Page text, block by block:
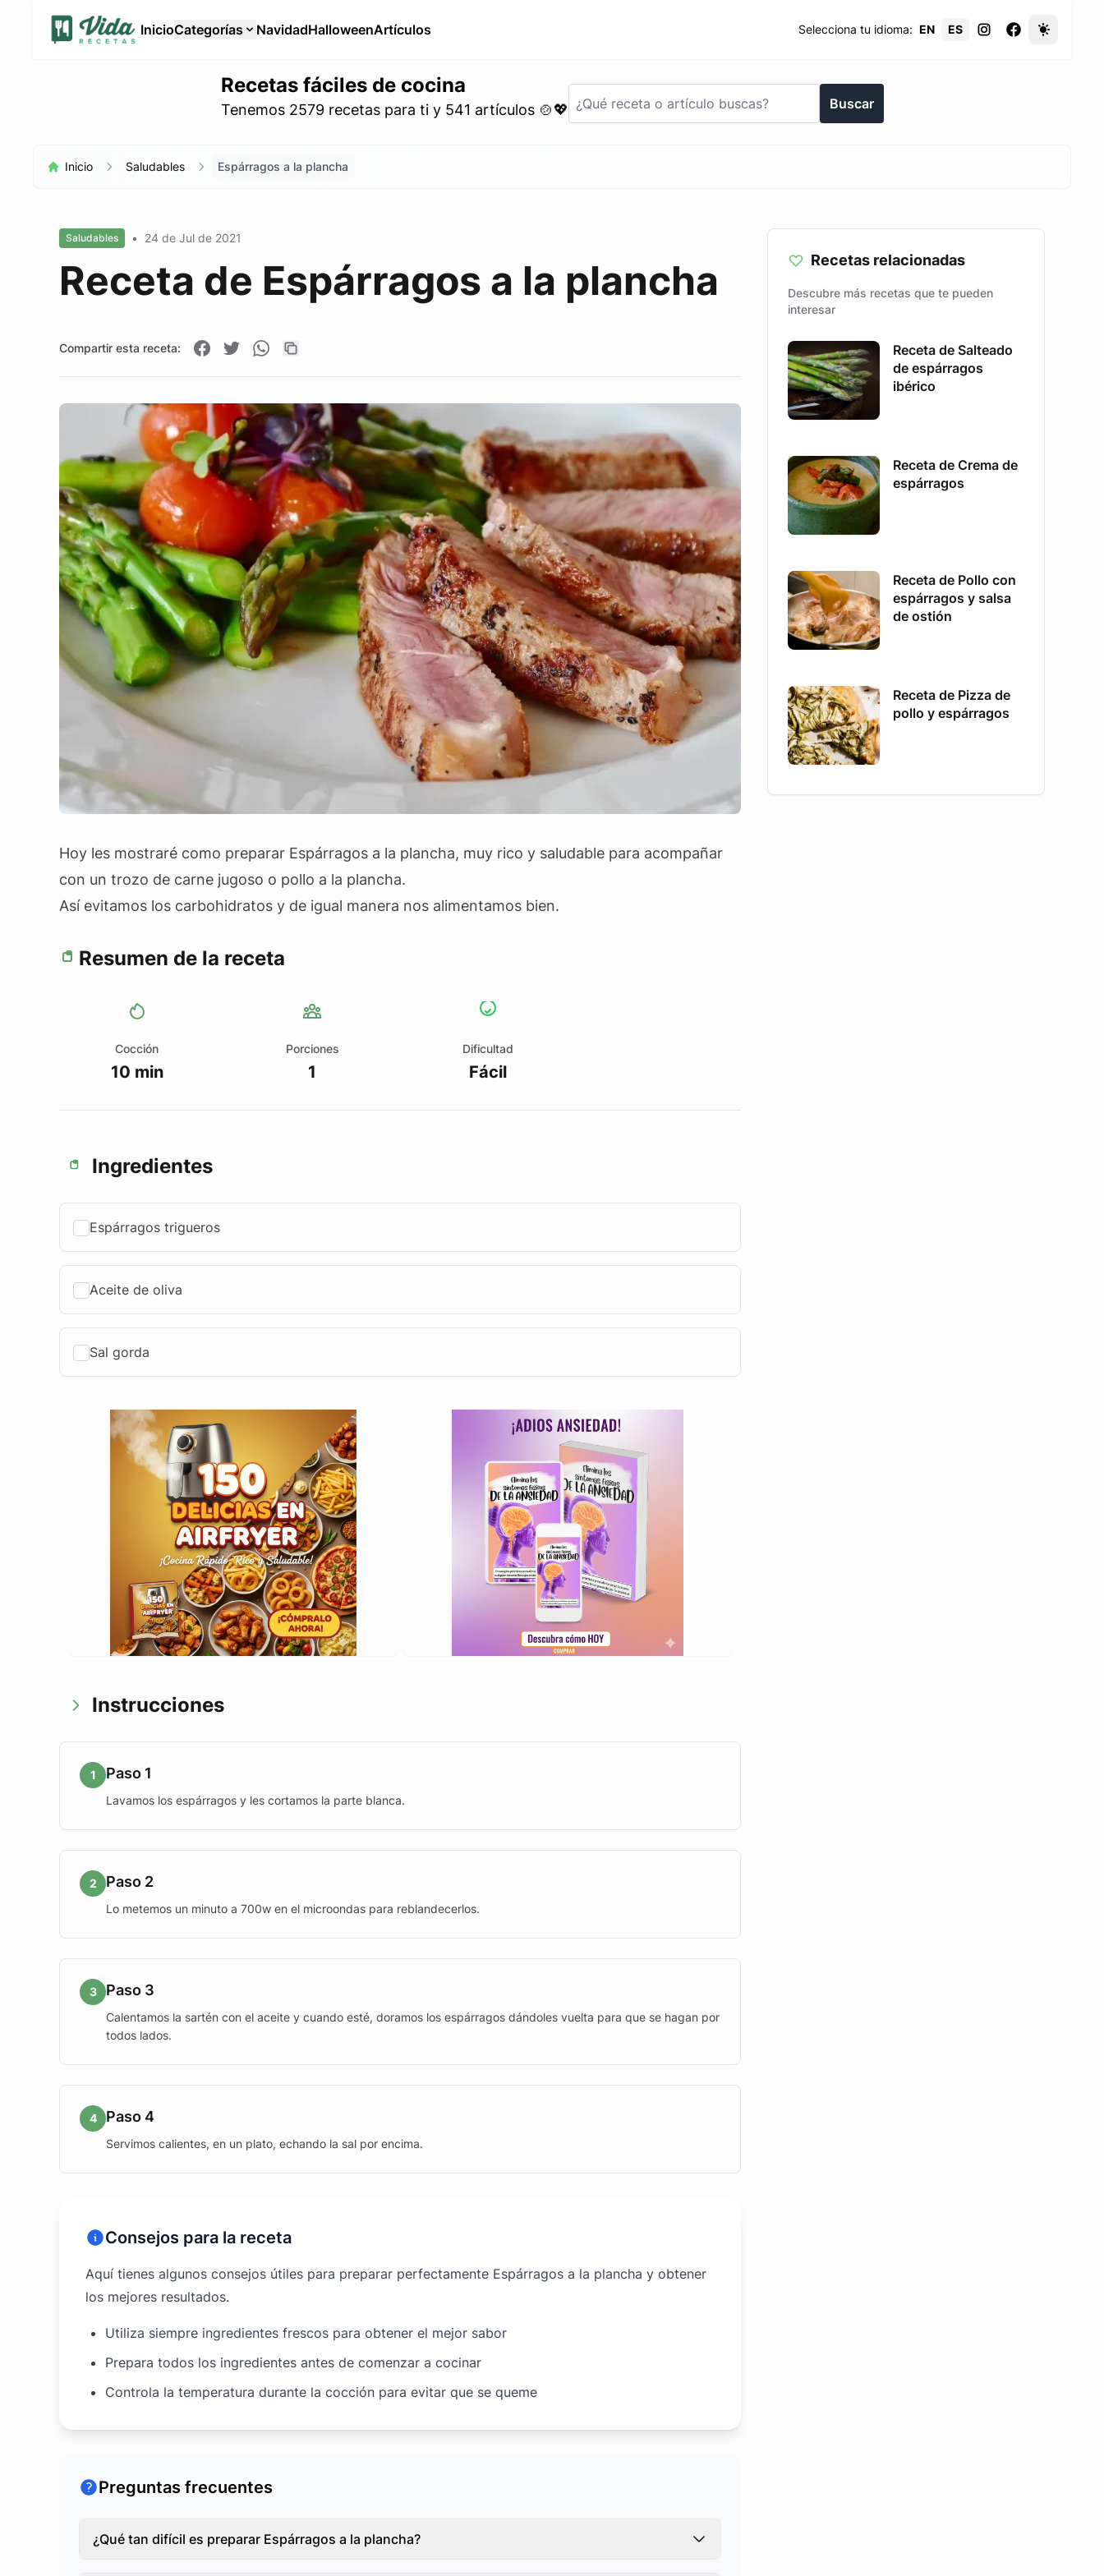
InicioCategorías NavidadHalloweenArtículos Selecciona tu idioma: EN ES
Recetas fáciles de cocina
Tenemos 2579 recetas para ti y 541 artículos 🍲💖 Buscar
Inicio Saludables Espárragos a la plancha
Saludables • 24 de Jul de 2021
Receta de Espárragos a la plancha
Compartir esta receta:
Hoy les mostraré como preparar Espárragos a la plancha, muy rico y saludable para acompañar
con un trozo de carne jugoso o pollo a la plancha.
Así evitamos los carbohidratos y de igual manera nos alimentamos bien.
Resumen de la receta
Cocción
10 min
Porciones
1
Dificultad
Fácil
Ingredientes
Espárragos trigueros
Aceite de oliva
Sal gorda
Instrucciones
1 Paso 1
Lavamos los espárragos y les cortamos la parte blanca.
2 Paso 2
Lo metemos un minuto a 700w en el microondas para reblandecerlos.
3 Paso 3
Calentamos la sartén con el aceite y cuando esté, doramos los espárragos dándoles vuelta para que se hagan por
todos lados.
4 Paso 4
Servimos calientes, en un plato, echando la sal por encima.
Consejos para la receta
Aquí tienes algunos consejos útiles para preparar perfectamente Espárragos a la plancha y obtener
los mejores resultados.
Utiliza siempre ingredientes frescos para obtener el mejor sabor
Prepara todos los ingredientes antes de comenzar a cocinar
Controla la temperatura durante la cocción para evitar que se queme
Preguntas frecuentes
¿Qué tan difícil es preparar Espárragos a la plancha?
Recetas relacionadas
Descubre más recetas que te pueden
interesar
Receta de Salteado
de espárragos
ibérico
Receta de Crema de
espárragos
Receta de Pollo con
espárragos y salsa
de ostión
Receta de Pizza de
pollo y espárragos